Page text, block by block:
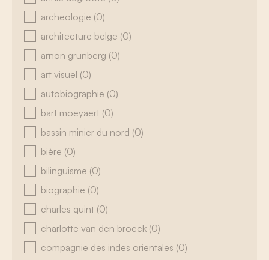
archeologie (0)
architecture belge (0)
arnon grunberg (0)
art visuel (0)
autobiographie (0)
bart moeyaert (0)
bassin minier du nord (0)
bière (0)
bilinguisme (0)
biographie (0)
charles quint (0)
charlotte van den broeck (0)
compagnie des indes orientales (0)